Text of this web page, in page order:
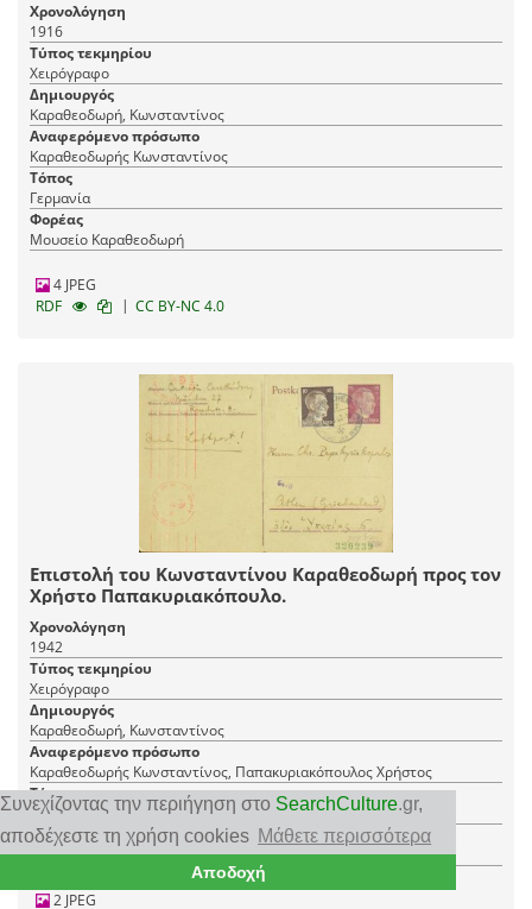
Συνεχίζοντας την περιήγηση στο SearchCulture.gr,
αποδέχεστε τη χρήση cookies Μάθετε περισσότερα
Αποδοχή
Χρονολόγηση
1916
Τύπος τεκμηρίου
Χειρόγραφο
Δημιουργός
Καραθεοδωρή, Κωνσταντίνος
Αναφερόμενο πρόσωπο
Καραθεοδωρής Κωνσταντίνος
Τόπος
Γερμανία
Φορέας
Μουσείο Καραθεοδωρή
4 JPEG
RDF
| CC BY-NC 4.0
Επιστολή του Κωνσταντίνου Καραθεοδωρή προς τον
Χρήστο Παπακυριακόπουλο.
Χρονολόγηση
1942
Τύπος τεκμηρίου
Χειρόγραφο
Δημιουργός
Καραθεοδωρή, Κωνσταντίνος
Αναφερόμενο πρόσωπο
Καραθεοδωρής Κωνσταντίνος, Παπακυριακόπουλος Χρήστος
Τόπος
Μόναχο
Φορέας
Μουσείο Καραθεοδωρή
2 JPEG